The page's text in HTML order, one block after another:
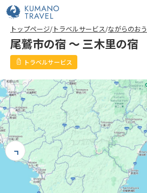
トップページ トラベルサービス ながらのお
尾鷲市の宿 ～ 三木里の宿
トラベルサービス